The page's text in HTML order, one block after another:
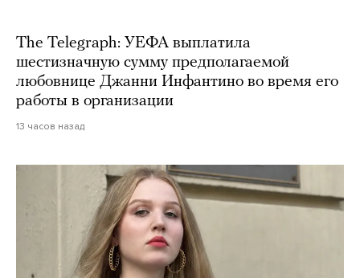
The Telegraph: УЕФА выплатила
шестизначную сумму предполагаемой
любовнице Джанни Инфантино во время его
работы в организации
13 часов назад